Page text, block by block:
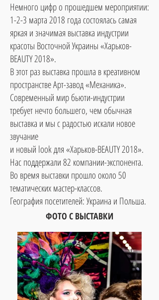
Немного цифр о прошедшем мероприятии:
1-2-3 марта 2018 года состоялась самая
яркая и значимая выставка индустрии
красоты Восточной Украины «Харьков-
BEAUTY 2018».
В этот раз выставка прошла в креативном
пространстве Арт-завод «Механика».
Современный мир бьюти-индустрии
требует нечто большего, чем обычная
выставка и мы с радостью искали новое
звучание
и новый look для «Харьков-BEAUTY 2018».
Нас поддержали 82 компании-экспонента.
Во время выставки прошло около 50
тематических мастер-классов.
География посетителей: Украина и Польша.
ФОТО С ВЫСТАВКИ